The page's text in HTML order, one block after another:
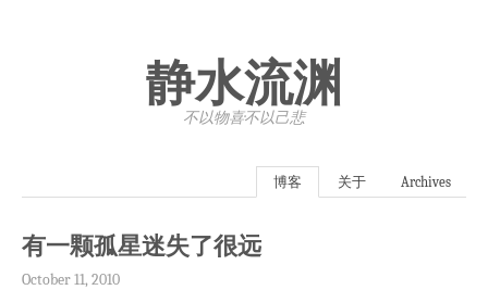
静水流渊
不以物喜·不以己悲
博客 关于 Archives
有一颗孤星迷失了很远
October 11, 2010